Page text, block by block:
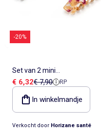
-20%
Set van 2 mini
doorschijnende krab
haarclips in acryl
Verkoopprijs
€ 6,32Referentieprijs
€ 7,90 RP
In winkelmandje
Verkocht door Horizane santé